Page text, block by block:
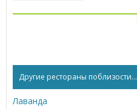
Другие рестораны поблизости...
Лаванда